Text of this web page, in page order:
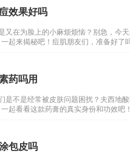
效果好吗
又在为脸上的小麻烦烦恼？别急，
起来揭秘吧！痘肌朋友们，准备好了
药吗用
是不是经常被皮肤问题困扰？夫西地
起看看这款药膏的真实身份和功效吧！
包皮吗